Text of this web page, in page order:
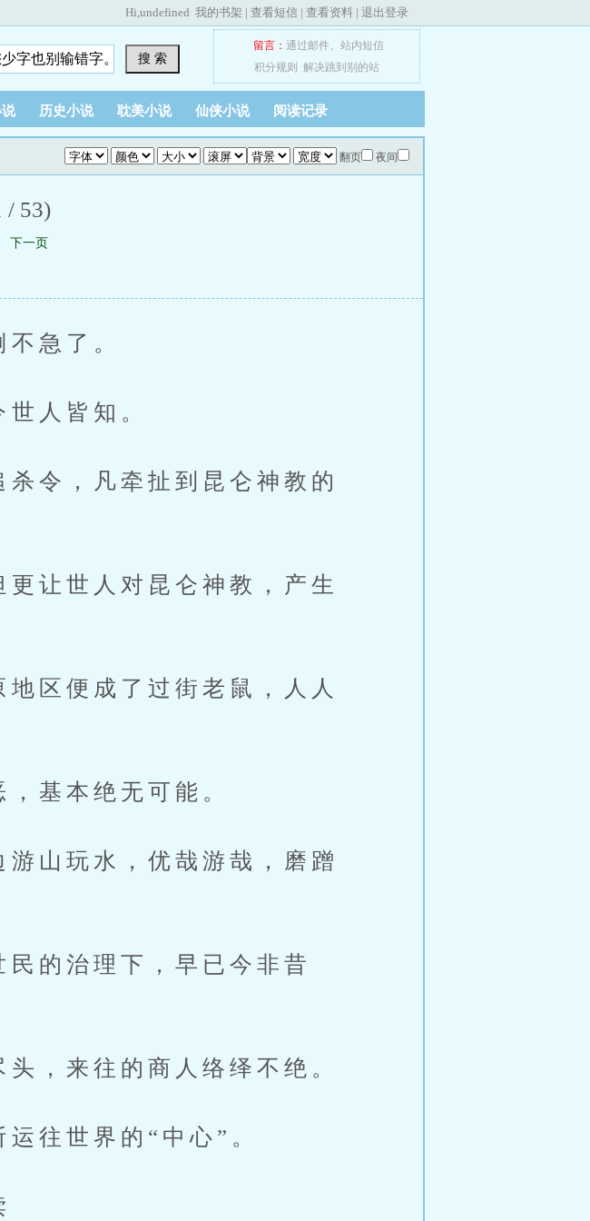
Hi,undefined 我的书架 | 查看短信 | 查看资料 | 退出登录
搜 索
留言： 通过邮件、 站内短信
积分规则
解决跳到别的站
历史小说 耽美小说 仙侠小说 阅读记录
翻页 夜间
/ 53)
下一页
急了。
人皆知。
，凡牵扯到昆仑神教的
世人对昆仑神教，产生
便成了过街老鼠，人人
本绝无可能。
玩水，优哉游哉，磨蹭
治理下，早已今非昔
来往的商人络绎不绝。
世界的“中心”。